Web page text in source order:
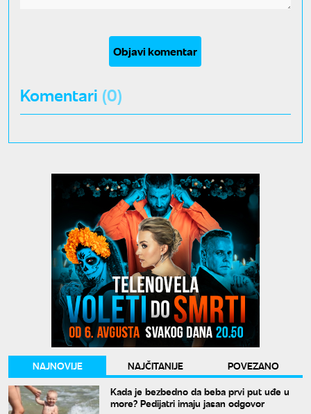
Objavi komentar
Komentari (0)
NAJNOVIJE NAJČITANIJE
POVEZANO
Kada je bezbedno da beba prvi put uđe u
more? Pedijatri imaju jasan odgovor